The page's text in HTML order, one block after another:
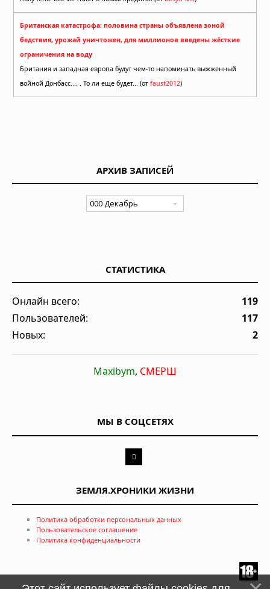
Британская катастрофа: половина страны объявлена зоной
бедствия, урожай уничтожен, для миллионов введены жёсткие
ограничения на воду
Британия и западная европа будут чем-то напоминать выжженный
войной Донбасс.... . То ли еще будет... (от faust2012)
АРХИВ ЗАПИСЕЙ
СТАТИСТИКА
Онлайн всего:
119
Пользователей:
117
Новых:
2
Maxibym, СМЕРШ
МЫ В СОЦСЕТЯХ
ЗЕМЛЯ.ХРОНИКИ ЖИЗНИ
Политика обработки персональных данных
Пользовательское соглашение
Политика конфиденциальности